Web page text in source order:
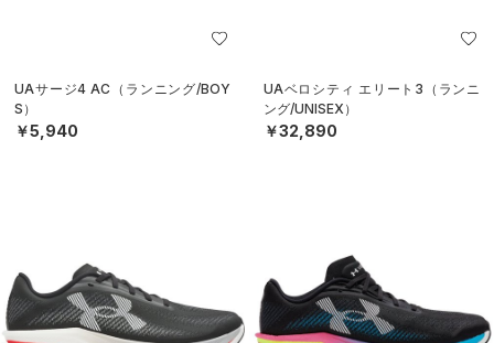
UAサージ4 AC（ランニング/BOY
S）
￥5,940
UAベロシティ エリート3（ランニ
ング/UNISEX）
￥32,890